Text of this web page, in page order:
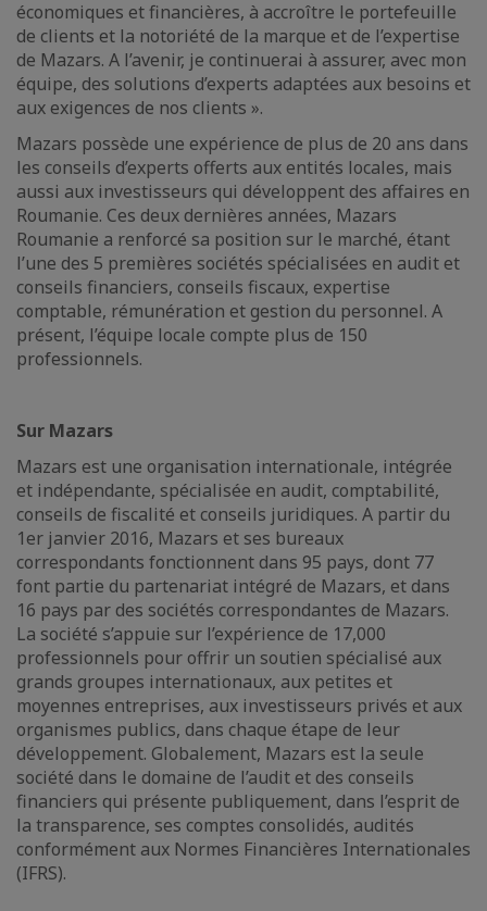
économiques et financières, à accroître le portefeuille
de clients et la notoriété de la marque et de l’expertise
de Mazars. A l’avenir, je continuerai à assurer, avec mon
équipe, des solutions d’experts adaptées aux besoins et
aux exigences de nos clients ».
Mazars possède une expérience de plus de 20 ans dans
les conseils d’experts offerts aux entités locales, mais
aussi aux investisseurs qui développent des affaires en
Roumanie. Ces deux dernières années, Mazars
Roumanie a renforcé sa position sur le marché, étant
l’une des 5 premières sociétés spécialisées en audit et
conseils financiers, conseils fiscaux, expertise
comptable, rémunération et gestion du personnel. A
présent, l’équipe locale compte plus de 150
professionnels.
Sur Mazars
Mazars est une organisation internationale, intégrée
et indépendante, spécialisée en audit, comptabilité,
conseils de fiscalité et conseils juridiques. A partir du
1er janvier 2016, Mazars et ses bureaux
correspondants fonctionnent dans 95 pays, dont 77
font partie du partenariat intégré de Mazars, et dans
16 pays par des sociétés correspondantes de Mazars.
La société s’appuie sur l’expérience de 17,000
professionnels pour offrir un soutien spécialisé aux
grands groupes internationaux, aux petites et
moyennes entreprises, aux investisseurs privés et aux
organismes publics, dans chaque étape de leur
développement. Globalement, Mazars est la seule
société dans le domaine de l’audit et des conseils
financiers qui présente publiquement, dans l’esprit de
la transparence, ses comptes consolidés, audités
conformément aux Normes Financières Internationales
(IFRS).